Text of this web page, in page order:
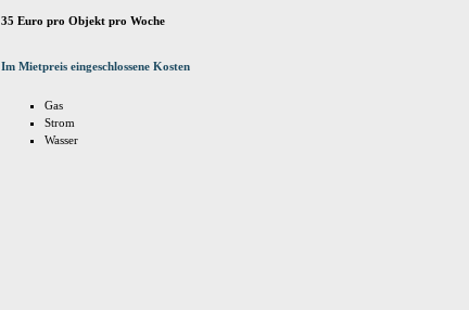
35 Euro pro Objekt pro Woche
Im Mietpreis eingeschlossene Kosten
Gas
Strom
Wasser